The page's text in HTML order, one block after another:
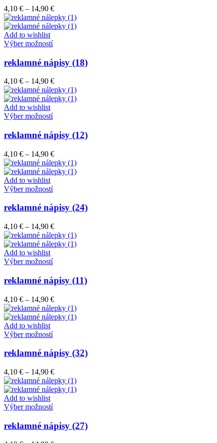
variantov.
Možnosti
si
môžete
vybrať
na
stránke
produktu.
4,10 € – 14,90 €Price
range:
4,10 €
Add to wishlist
Výber možnostíTento
má
viacero
variantov.
Možnosti
si
môžete
vybrať
na
stránke
produktu.
reklamné nápisy (18)
4,10 € – 14,90 €Price
range:
4,10 €
Add to wishlist
Výber možnostíTento
má
viacero
variantov.
Možnosti
si
môžete
vybrať
na
stránke
produktu.
reklamné nápisy (12)
4,10 € – 14,90 €Price
range:
4,10 €
Add to wishlist
Výber možnostíTento
má
viacero
variantov.
Možnosti
si
môžete
vybrať
na
stránke
produktu.
reklamné nápisy (24)
4,10 € – 14,90 €Price
range:
4,10 €
Add to wishlist
Výber možnostíTento
má
viacero
variantov.
Možnosti
si
môžete
vybrať
na
stránke
produktu.
reklamné nápisy (11)
4,10 € – 14,90 €Price
range:
4,10 €
Add to wishlist
Výber možnostíTento
má
viacero
variantov.
Možnosti
si
môžete
vybrať
na
stránke
produktu.
reklamné nápisy (32)
4,10 € – 14,90 €Price
range:
4,10 €
Add to wishlist
Výber možnostíTento
má
viacero
variantov.
reklamné nápisy (27)